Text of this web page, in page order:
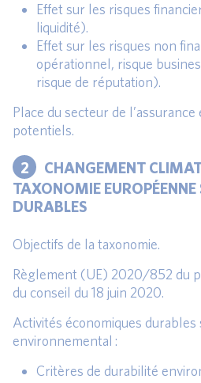
Effet sur les risques
liquidité).
Effet sur les risques non
opérationnel, risque
risque de réputation).
Place du secteur de
potentiels.
2
CHANGEMENT
TAXONOMIE EUROPÉENNE
DURABLES
Objectifs de la taxonomie.
Règlement (UE) 2020/852 du
du conseil du 18 juin 2020.
Activités économiques
environnemental :
Critères de durabilité